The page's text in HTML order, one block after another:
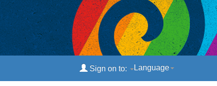
Language
Sign on to: